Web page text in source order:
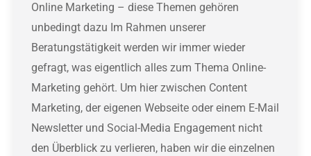
Online Marketing – diese Themen gehören
unbedingt dazu Im Rahmen unserer
Beratungstätigkeit werden wir immer wieder
gefragt, was eigentlich alles zum Thema Online-
Marketing gehört. Um hier zwischen Content
Marketing, der eigenen Webseite oder einem E-Mail
Newsletter und Social-Media Engagement nicht
den Überblick zu verlieren, haben wir die einzelnen